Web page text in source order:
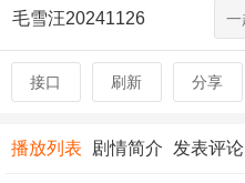
毛雪汪20241126
接口 刷新 分享
播放列表 剧情简介 发表评论